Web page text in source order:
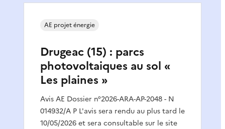
Drugeac (15) : parcs
photovoltaiques au sol «
Les plaines »
Avis AE Dossier n°2026-ARA-AP-2048 - N
014932/A P L'avis sera rendu au plus tard le
10/05/2026 et sera consultable sur le site
AE projet énergie